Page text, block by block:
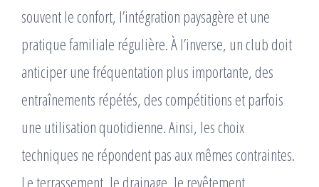
souvent le confort, l’intégration paysagère et une
pratique familiale régulière. À l’inverse, un club doit
anticiper une fréquentation plus importante, des
entraînements répétés, des compétitions et parfois
une utilisation quotidienne. Ainsi, les choix
techniques ne répondent pas aux mêmes contraintes.
Le terrassement, le drainage, le revêtement,